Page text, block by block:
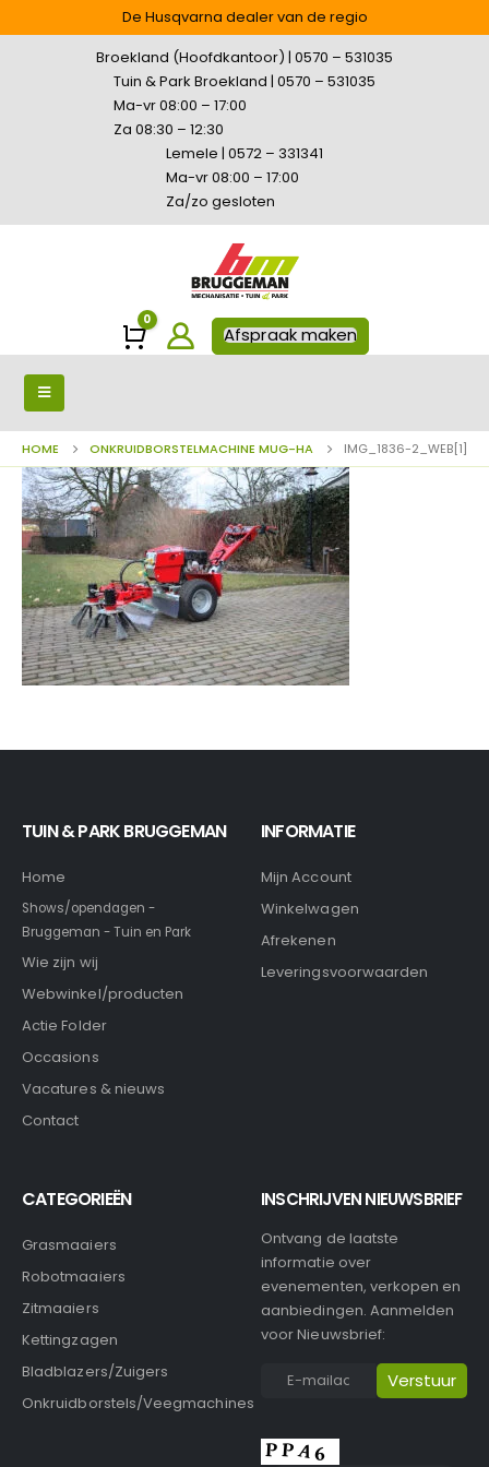
De Husqvarna dealer van de regio
Broekland (Hoofdkantoor) | 0570 – 531035
Tuin & Park Broekland | 0570 – 531035
Ma-vr 08:00 – 17:00
Za 08:30 – 12:30
Lemele | 0572 – 331341
Ma-vr 08:00 – 17:00
Za/zo gesloten
Winkelwagen
0
Afspraak maken
HOME ONKRUIDBORSTELMACHINE MUG-HA IMG_1836-2_WEB[1]
TUIN & PARK BRUGGEMAN
Home
Shows/opendagen -
Bruggeman - Tuin en Park
Wie zijn wij
Webwinkel/producten
Actie Folder
Occasions
Vacatures & nieuws
Contact
INFORMATIE
Mijn Account
Winkelwagen
Afrekenen
Leveringsvoorwaarden
CATEGORIEËN
Grasmaaiers
Robotmaaiers
Zitmaaiers
Kettingzagen
Bladblazers/Zuigers
Onkruidborstels/Veegmachines
INSCHRIJVEN NIEUWSBRIEF
Ontvang de laatste
informatie over
evenementen, verkopen en
aanbiedingen. Aanmelden
voor Nieuwsbrief: